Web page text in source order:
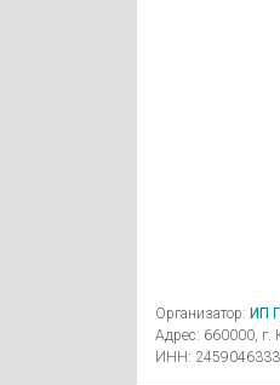
Организатор: ИП
Адрес: 660000, г.
ИНН: